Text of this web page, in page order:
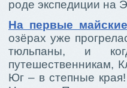
роде экспедиции на
На первые
озёрах уже
тюльпаны, и
путешественникам,
Юг – в степные